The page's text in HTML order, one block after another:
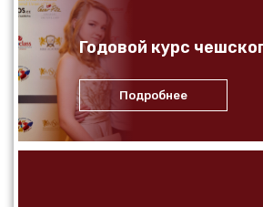
Годовой курс
Подробнее